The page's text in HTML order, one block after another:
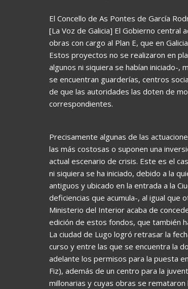
El Concello de As Pontes de García
[La Voz de Galicia] El Gobierno central
obras con cargo al Plan E, que en
Estos proyectos no se realizaron en
algunos ni siquiera se habían iniciado-
se encuentran guarderías, centros
de que las autoridades las doten de
correspondientes.
Precisamente algunas de las
las más costosas o suponen una
actual escenario de crisis. Este es el
ni siquiera se ha iniciado, debido a la
antiguos y ubicado en la entrada a la
deficiencias que acumula-, al igual que
Ministerio del Interior acaba de
edición de estos fondos, que también
La ciudad de Lugo logró retrasar la
curso y entre las que se encuentra la
adelante los permisos para la puesta
Fiz), además de un centro para la
millonarias y cuyas obras se remataron